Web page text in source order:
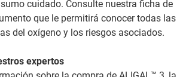
cuidado. Consulte nuestra ficha de
que le permitirá conocer todas las
del oxígeno y los riesgos asociados.
expertos